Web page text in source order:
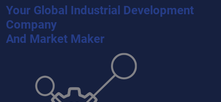
Your Global Industrial Development
Company
And Market Maker